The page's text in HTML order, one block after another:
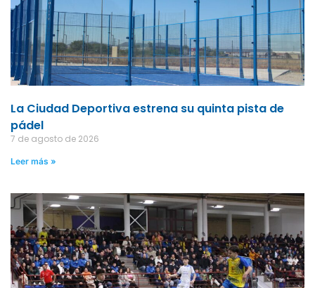
La Ciudad Deportiva estrena su quinta pista de
pádel
7 de agosto de 2026
Leer más »